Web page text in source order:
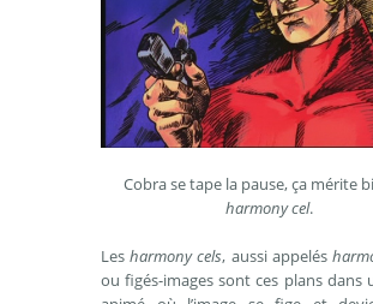
Cobra se tape la pause, ça mérite
harmony cel.
Lesharmony cels, aussi appelés
ou figés-images sont ces plans dans